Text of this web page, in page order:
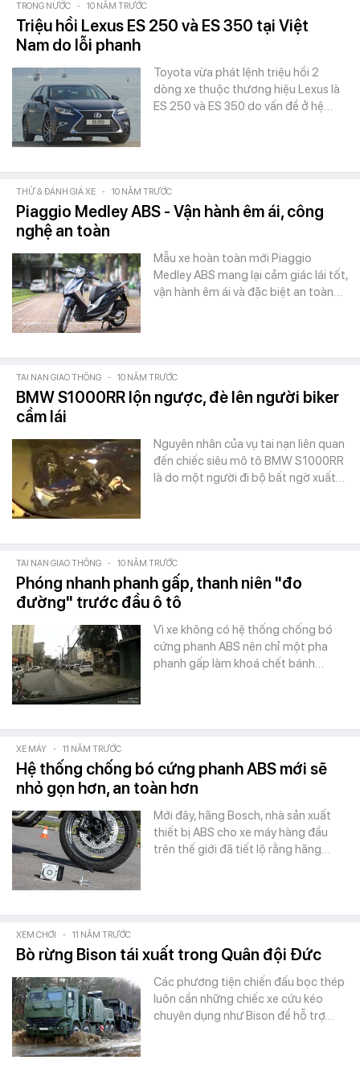
TRONG NƯỚC - 10 NĂM TRƯỚC
Triệu hồi Lexus ES 250 và ES 350 tại Việt
Nam do lỗi phanh
Toyota vừa phát lệnh triệu hồi 2
dòng xe thuộc thương hiệu Lexus là
ES 250 và ES 350 do vấn đề ở hệ…
THỬ & ĐÁNH GIÁ XE - 10 NĂM TRƯỚC
Piaggio Medley ABS - Vận hành êm ái, công
nghệ an toàn
Mẫu xe hoàn toàn mới Piaggio
Medley ABS mang lại cảm giác lái tốt,
vận hành êm ái và đặc biệt an toàn…
TAI NẠN GIAO THÔNG - 10 NĂM TRƯỚC
BMW S1000RR lộn ngược, đè lên người biker
cầm lái
Nguyên nhân của vụ tai nạn liên quan
đến chiếc siêu mô tô BMW S1000RR
là do một người đi bộ bất ngờ xuất…
TAI NẠN GIAO THÔNG - 10 NĂM TRƯỚC
Phóng nhanh phanh gấp, thanh niên "đo
đường" trước đầu ô tô
Vì xe không có hệ thống chống bó
cứng phanh ABS nên chỉ một pha
phanh gấp làm khoá chết bánh…
XE MÁY - 11 NĂM TRƯỚC
Hệ thống chống bó cứng phanh ABS mới sẽ
nhỏ gọn hơn, an toàn hơn
Mới đây, hãng Bosch, nhà sản xuất
thiết bị ABS cho xe máy hàng đầu
trên thế giới đã tiết lộ rằng hãng…
XEM CHƠI - 11 NĂM TRƯỚC
Bò rừng Bison tái xuất trong Quân đội Đức
Các phương tiện chiến đấu bọc thép
luôn cần những chiếc xe cứu kéo
chuyên dụng như Bison để hỗ trợ…